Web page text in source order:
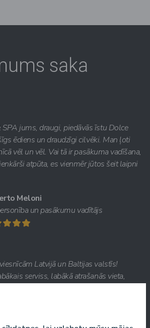
saka
jums, draugi, piedāvās īstu Dolce
ēdiens un draudzīgi cilvēki. Man ļoti
vēl un vēl. Vai tā ir pasākuma vadīšana,
atpūta, es vienmēr jūtos šeit laipni
Meloni
un pasākumu vadītājs
Latvijā un Baltijas valstīs!
serviss, labākā atrašanās vieta,